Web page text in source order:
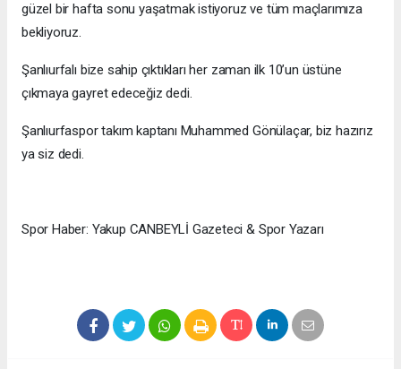
güzel bir hafta sonu yaşatmak istiyoruz ve tüm maçlarımıza
bekliyoruz.
Şanlıurfalı bize sahip çıktıkları her zaman ilk 10’un üstüne
çıkmaya gayret edeceğiz dedi.
Şanlıurfaspor takım kaptanı Muhammed Gönülaçar, biz hazırız
ya siz dedi.
Spor Haber: Yakup CANBEYLİ Gazeteci & Spor Yazarı